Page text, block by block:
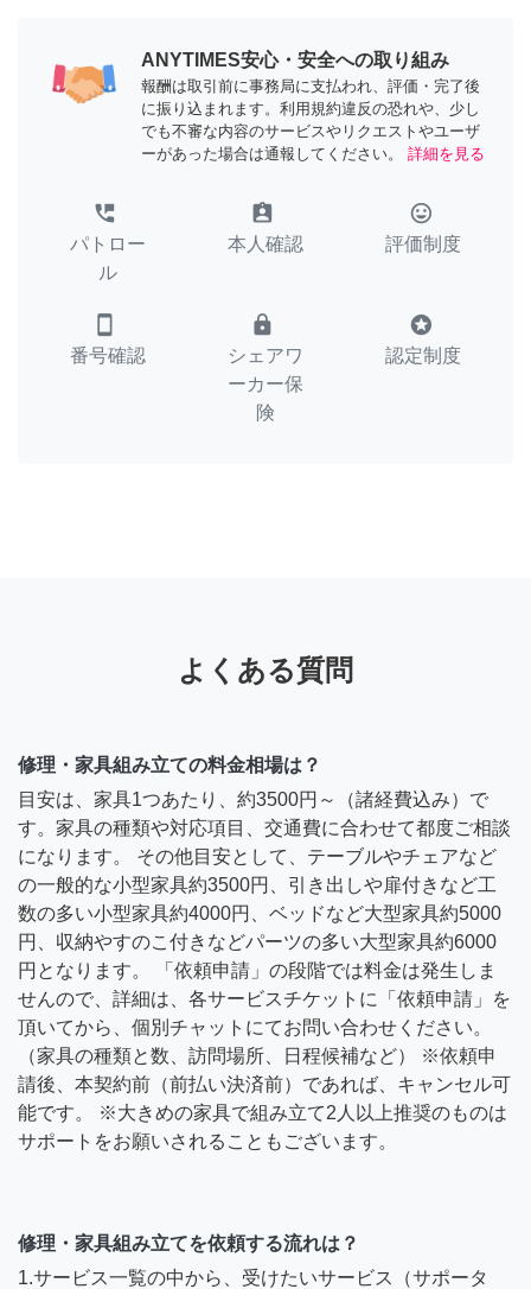
ANYTIMES安心・安全への取り組み
報酬は取引前に事務局に支払われ、評価・完了後
に振り込まれます。利用規約違反の恐れや、少し
でも不審な内容のサービスやリクエストやユーザ
ーがあった場合は通報してください。
詳細を見る
perm_phone_msg
パトロー
ル
assignment_ind
本人確認
tag_faces
評価制度
smartphone
番号確認
lock
シェアワ
ーカー保
険
stars
認定制度
よくある質問
修理・家具組み立ての料金相場は？
目安は、家具1つあたり、約3500円～（諸経費込み）で
す。家具の種類や対応項目、交通費に合わせて都度ご相談
になります。 その他目安として、テーブルやチェアなど
の一般的な小型家具約3500円、引き出しや扉付きなど工
数の多い小型家具約4000円、ベッドなど大型家具約5000
円、収納やすのこ付きなどパーツの多い大型家具約6000
円となります。 「依頼申請」の段階では料金は発生しま
せんので、詳細は、各サービスチケットに「依頼申請」を
頂いてから、個別チャットにてお問い合わせください。
（家具の種類と数、訪問場所、日程候補など） ※依頼申
請後、本契約前（前払い決済前）であれば、キャンセル可
能です。 ※大きめの家具で組み立て2人以上推奨のものは
サポートをお願いされることもございます。
修理・家具組み立てを依頼する流れは？
1.サービス一覧の中から、受けたいサービス（サポータ